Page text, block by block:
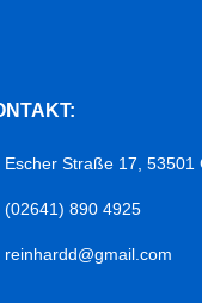
Escher Straße 17, 53501
(02641) 890 4925
reinhardd@gmail.com